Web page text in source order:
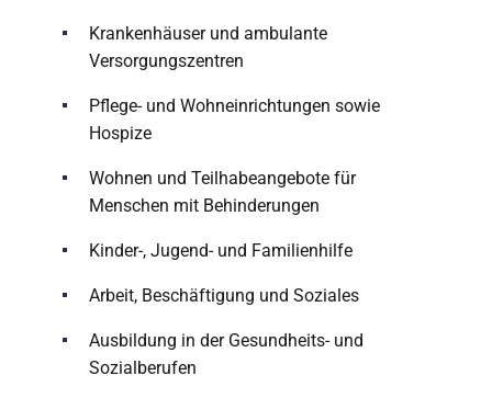
Krankenhäuser und ambulante
Versorgungszentren
Pflege- und Wohneinrichtungen sowie
Hospize
Wohnen und Teilhabeangebote für
Menschen mit Behinderungen
Kinder-, Jugend- und Familienhilfe
Arbeit, Beschäftigung und Soziales
Ausbildung in der Gesundheits- und
Sozialberufen